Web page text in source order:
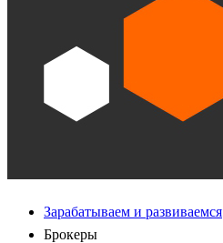
Зарабатываем и развиваемся
Брокеры